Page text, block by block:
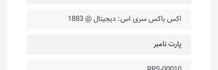
اکس باکس سری اس: دیجیتال @ 1883
پارت نامبر